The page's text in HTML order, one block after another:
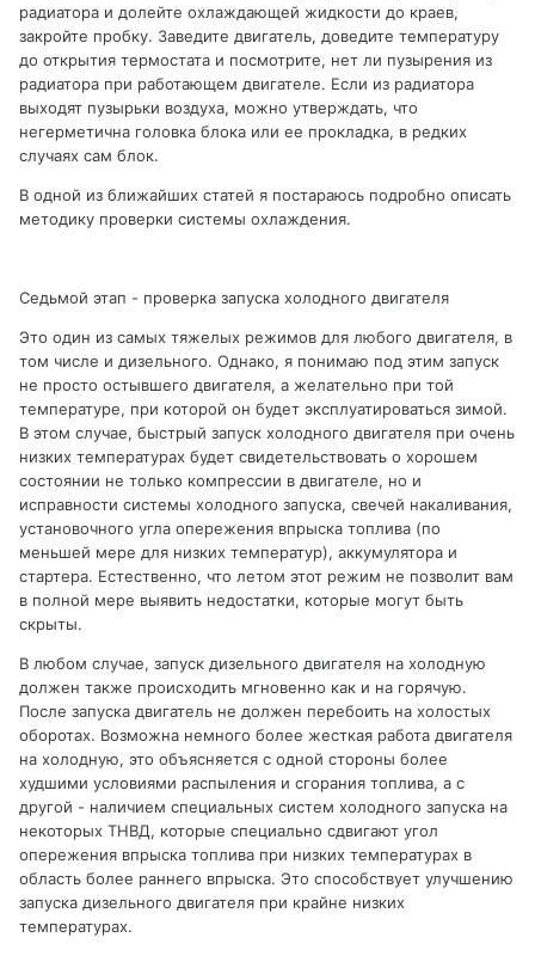
радиатора и долейте охлаждающей жидкости до краев,
закройте пробку. Заведите двигатель, доведите температуру
до открытия термостата и посмотрите, нет ли пузырения из
радиатора при работающем двигателе. Если из радиатора
выходят пузырьки воздуха, можно утверждать, что
негерметична головка блока или ее прокладка, в редких
случаях сам блок.
В одной из ближайших статей я постараюсь подробно описать
методику проверки системы охлаждения.
Седьмой этап - проверка запуска холодного двигателя
Это один из самых тяжелых режимов для любого двигателя, в
том числе и дизельного. Однако, я понимаю под этим запуск
не просто остывшего двигателя, а желательно при той
температуре, при которой он будет эксплуатироваться зимой.
В этом случае, быстрый запуск холодного двигателя при очень
низких температурах будет свидетельствовать о хорошем
состоянии не только компрессии в двигателе, но и
исправности системы холодного запуска, свечей накаливания,
установочного угла опережения впрыска топлива (по
меньшей мере для низких температур), аккумулятора и
стартера. Естественно, что летом этот режим не позволит вам
в полной мере выявить недостатки, которые могут быть
скрыты.
В любом случае, запуск дизельного двигателя на холодную
должен также происходить мгновенно как и на горячую.
После запуска двигатель не должен перебоить на холостых
оборотах. Возможна немного более жесткая работа двигателя
на холодную, это объясняется с одной стороны более
худшими условиями распыления и сгорания топлива, а с
другой - наличием специальных систем холодного запуска на
некоторых ТНВД, которые специально сдвигают угол
опережения впрыска топлива при низких температурах в
область более раннего впрыска. Это способствует улучшению
запуска дизельного двигателя при крайне низких
температурах.